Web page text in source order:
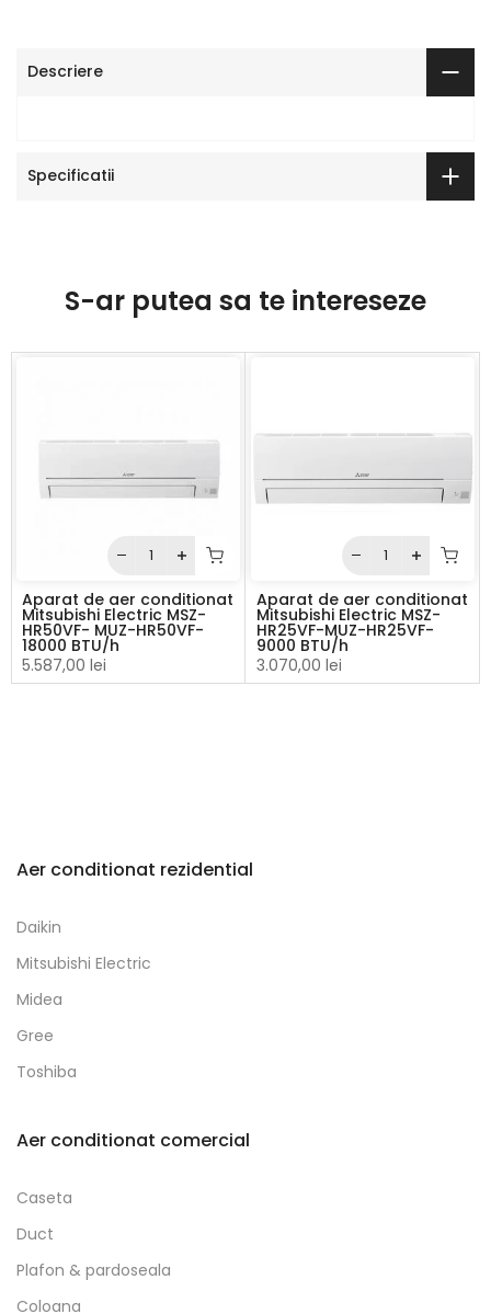
Descriere
Specificatii
S-ar putea sa te intereseze
Aparat de aer conditionat
Mitsubishi Electric MSZ-
HR50VF- MUZ-HR50VF-
18000 BTU/h
5.587,00 lei
Aparat de aer conditionat
Mitsubishi Electric MSZ-
HR25VF-MUZ-HR25VF-
9000 BTU/h
3.070,00 lei
Aer conditionat rezidential
Daikin
Mitsubishi Electric
Midea
Gree
Toshiba
Aer conditionat comercial
Caseta
Duct
Plafon & pardoseala
Coloana